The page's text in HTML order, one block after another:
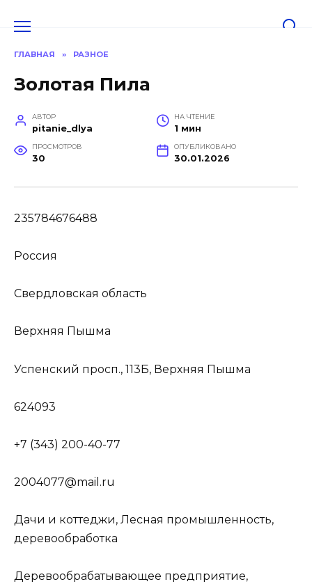
ГЛАВНАЯ » РАЗНОЕ
Золотая Пила
АВТОР
pitanie_dlya
НА ЧТЕНИЕ
1 мин
ПРОСМОТРОВ
30
ОПУБЛИКОВАНО
30.01.2026
235784676488
Россия
Свердловская область
Верхняя Пышма
Успенский просп., 113Б, Верхняя Пышма
624093
+7 (343) 200-40-77
2004077@mail.ru
Дачи и коттеджи, Лесная промышленность,
деревообработка
Деревообрабатывающее предприятие,